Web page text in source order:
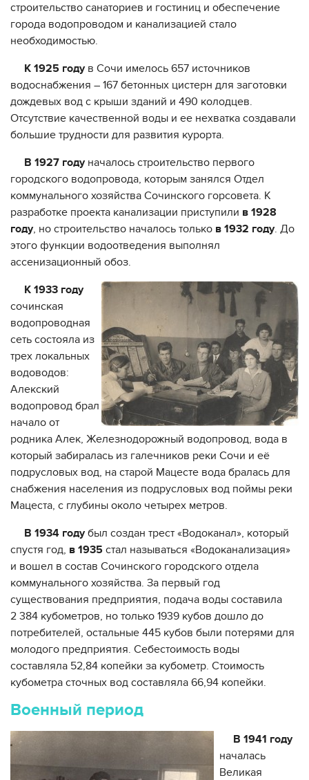
строительство санаториев и гостиниц и обеспечение
города водопроводом и канализацией стало
необходимостью.
К 1925 годув Сочи имелось 657 источников
водоснабжения – 167 бетонных цистерн для заготовки
дождевых вод с крыши зданий и 490 колодцев.
Отсутствие качественной воды и ее нехватка создавали
большие трудности для развития курорта.
В 1927 годуначалось строительство первого
городского водопровода, которым занялся Отдел
коммунального хозяйства Сочинского горсовета. К
разработке проекта канализации приступили в 1928
году, но строительство началось только в 1932 году. До
этого функции водоотведения выполнял
ассенизационный обоз.
К 1933 году
сочинская
водопроводная
сеть состояла из
трех локальных
водоводов:
Алекский
водопровод брал
начало от
родника Алек, Железнодорожный водопровод, вода в
который забиралась из галечников реки Сочи и её
подрусловых вод, на старой Мацесте вода бралась для
снабжения населения из подрусловых вод поймы реки
Мацеста, с глубины около четырех метров.
В 1934 годубыл создан трест «Водоканал», который
спустя год, в 1935 стал называться «Водоканализация»
и вошел в состав Сочинского городского отдела
коммунального хозяйства. За первый год
существования предприятия, подача воды составила
2 384 кубометров, но только 1939 кубов дошло до
потребителей, остальные 445 кубов были потерями для
молодого предприятия. Себестоимость воды
составляла 52,84 копейки за кубометр. Стоимость
кубометра сточных вод составляла 66,94 копейки.
Военный период
В 1941 году
началась
Великая